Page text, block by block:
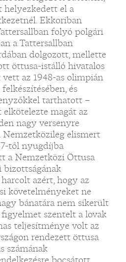
el a
Ekkoriban
folyó polgári
a Tattersallban
dolgozott, mellette
öttusa-istálló hivatalos
vett az 1948-as olimpián
és
tarthatott –
elkötelezte magát az
nagy versenyre
Nemzetközileg elismert
től nyugdíjba
a Nemzetközi Öttusa
bizottságának
azért, hogy az
követelményeket ne
bánatára nem sikerült
szentelt a lovak
teljesítménye volt az
rendezett öttusa
számának